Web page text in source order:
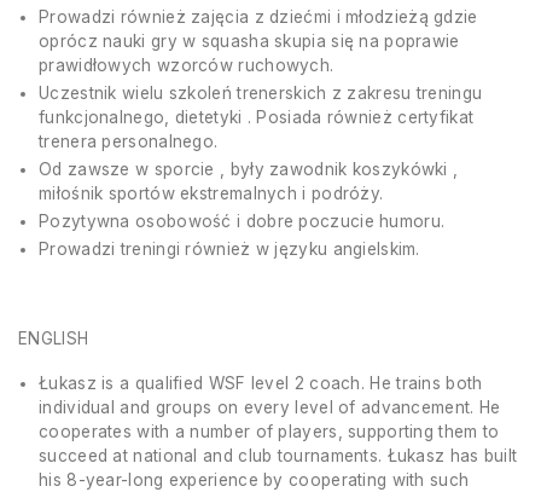
Prowadzi również zajęcia z dziećmi i młodzieżą gdzie
oprócz nauki gry w squasha skupia się na poprawie
prawidłowych wzorców ruchowych.
Uczestnik wielu szkoleń trenerskich z zakresu treningu
funkcjonalnego, dietetyki . Posiada również certyfikat
trenera personalnego.
Od zawsze w sporcie , były zawodnik koszykówki ,
miłośnik sportów ekstremalnych i podróży.
Pozytywna osobowość i dobre poczucie humoru.
Prowadzi treningi również w języku angielskim.
ENGLISH
Łukasz is a qualified WSF level 2 coach. He trains both
individual and groups on every level of advancement. He
cooperates with a number of players, supporting them to
succeed at national and club tournaments. Łukasz has built
his 8-year-long experience by cooperating with such